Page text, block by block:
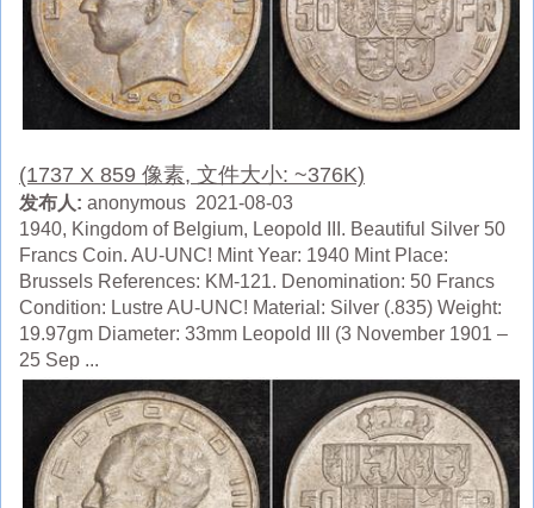
(1737 X 859 像素, 文件大小: ~376K)
发布人: anonymous 2021-08-03
1940, Kingdom of Belgium, Leopold III. Beautiful Silver 50
Francs Coin. AU-UNC! Mint Year: 1940 Mint Place:
Brussels References: KM-121. Denomination: 50 Francs
Condition: Lustre AU-UNC! Material: Silver (.835) Weight:
19.97gm Diameter: 33mm Leopold III (3 November 1901 –
25 Sep ...